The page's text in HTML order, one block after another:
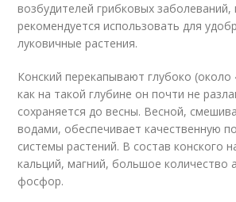
возбудителей грибковых заболеваний,
рекомендуется использовать для
луковичные растения.
Конский перекапывают глубоко (около
как на такой глубине он почти не
сохраняется до весны. Весной,
водами, обеспечивает качественную
системы растений. В состав конского
кальций, магний, большое количество
фосфор.